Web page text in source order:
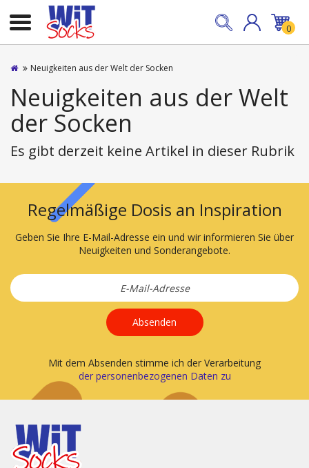
0
Neuigkeiten aus der Welt der Socken
Neuigkeiten aus der Welt
der Socken
Es gibt derzeit keine Artikel in dieser Rubrik
Regelmäßige Dosis an Inspiration
Geben Sie Ihre E-Mail-Adresse ein und wir informieren Sie über
Neuigkeiten und Sonderangebote.
Absenden
Mit dem Absenden stimme ich der Verarbeitung
der personenbezogenen Daten zu